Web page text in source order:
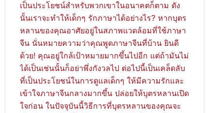
เป็นประโยชน์สำหรับพวกเขาในอนาคตก็ตาม ดัง
นั้นเราจะทำให้เด็กๆ รักภาษาได้อย่างไร? หากบุตร
หลานของคุณอาศัยอยู่ในสภาพแวดล้อมที่ใช้ภาษา
จีน นั่นหมายความว่าคุณพูดภาษาจีนที่บ้าน ยินดี
ด้วย! คุณอยู่ใกล้เป้าหมายมากขึ้นไปอีก แต่ถ้ามันไม่
ได้เป็นเช่นนั้นก็อย่าพึ่งกังวลไป ต่อไปนี้เป็นเคล็ดลับ
ที่เป็นประโยชน์ในการดูแลเด็กๆ ให้มีความรักและ
เข้าใจภาษาจีนกลางมากขึ้น ปล่อยให้บุตรหลานเปิด
ใจก่อน ในปัจจุบันนี้วิธีการที่บุตรหลานของคุณจะ